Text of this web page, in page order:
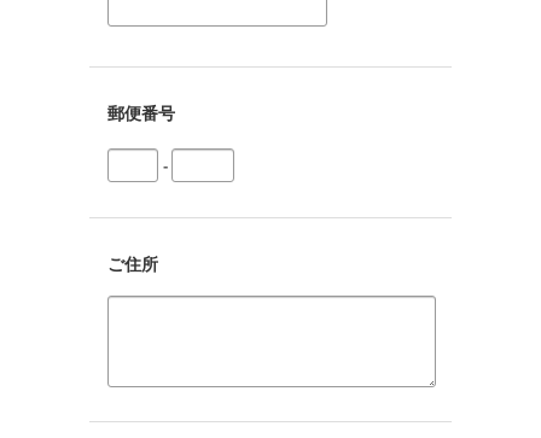
郵便番号
-
ご住所